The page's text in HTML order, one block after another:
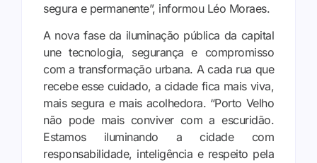
segura e permanente”, informou Léo Moraes.
A nova fase da iluminação pública da capital
une tecnologia, segurança e compromisso
com a transformação urbana. A cada rua que
recebe esse cuidado, a cidade fica mais viva,
mais segura e mais acolhedora. “Porto Velho
não pode mais conviver com a escuridão.
Estamos iluminando a cidade com
responsabilidade, inteligência e respeito pela